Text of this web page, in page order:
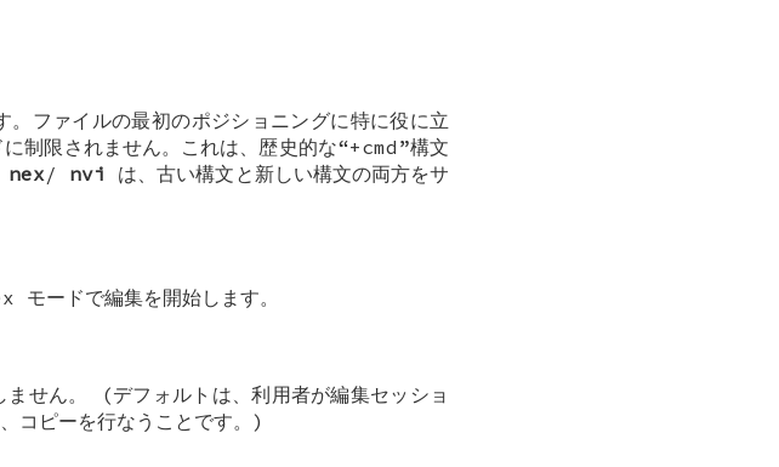
ファイルの最初のポジショニングに特に役に立
制限されません。これは、歴史的な“+cmd”構文
nex / nvi
は、古い構文と新しい構文の両方をサ
モードで編集を開始します。
せん。 (デフォルトは、利用者が編集セッショ
コピーを行なうことです。)